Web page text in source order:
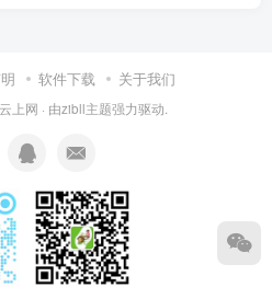
软件下载 关于我们
云上网 · 由zibll主题强力驱动.